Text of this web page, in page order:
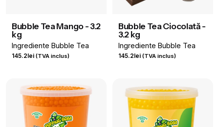
Bubble Tea Mango - 3.2
kg
Ingrediente Bubble Tea
145.2lei (TVA inclus)
Bubble Tea Ciocolată -
3.2 kg
Ingrediente Bubble Tea
145.2lei (TVA inclus)